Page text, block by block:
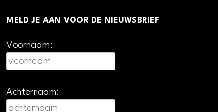
MELD JE AAN VOOR DE NIEUWSBRIEF
Voornaam:
Achternaam: